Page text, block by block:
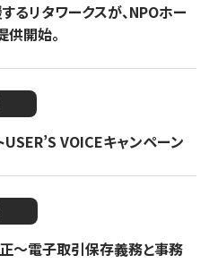
るリタワークスが、NPOホー
開始。
USER’S VOICEキャンペーン
～電子取引保存義務と事務